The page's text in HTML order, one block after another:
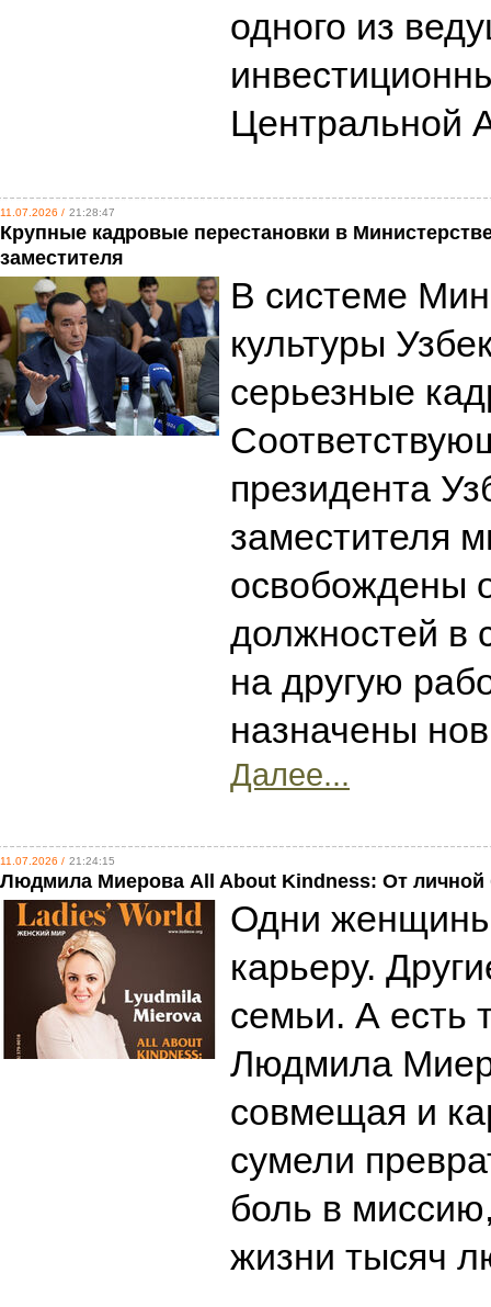
одного из
Центральной
11.07.2026 / 21:28:47
Крупные кадровые перестановки в
заместителя
В системе
культуры
серьезные
президента
заместителя
освобождены
должностей в
на другую
назначены
Далее...
11.07.2026 / 21:24:15
Людмила Миерова All About Kindness: От личной
Одни
карьеру.
семьи. А есть
Людмила
совмещая и
сумели
боль в
жизни тысяч